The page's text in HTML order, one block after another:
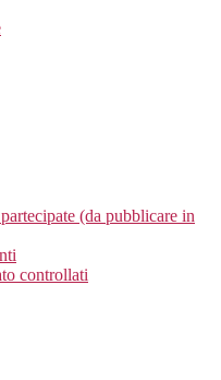
(da pubblicare in
controllati